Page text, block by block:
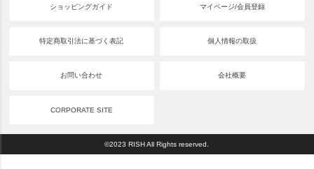
ショッピングガイド マイページ/会員登録
特定商取引法に基づく表記 個人情報の取扱
お問い合わせ 会社概要
CORPORATE SITE
©2023 RISH All Rights reserved.